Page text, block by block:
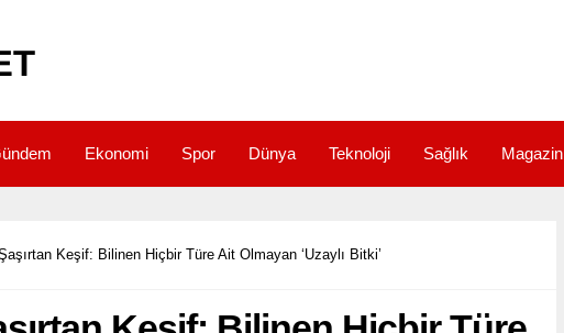
Ekonomi Spor Dünya Teknoloji Sağlık Magazin
Keşif: Bilinen Hiçbir Türe Ait Olmayan ‘Uzaylı Bitki’